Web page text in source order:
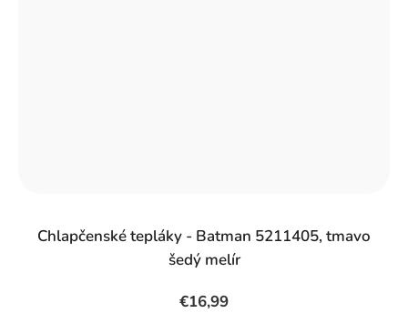
Chlapčenské tepláky - Batman 5211405, tmavo
šedý melír
€16,99